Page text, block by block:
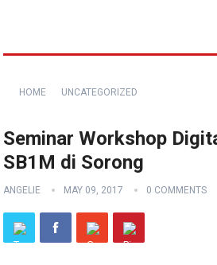
HOME UNCATEGORIZED
Seminar Workshop
SB1M di Sorong
ANGELIE MAY 09, 2017 0 COMMENTS